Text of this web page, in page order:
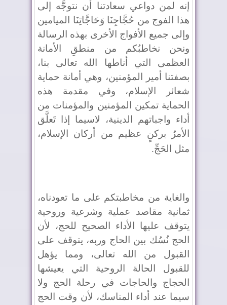
إنه لمن دواعي سعادتنا أن نتوجَّه إلى
هذا الفوج من حُجَّاجِنَا وَحَاجَّاتِنَا الميامين
وإلى جميع الأفواج الأخرى بهذه الرسالة
ونحن نخاطبُكم من منطقِ الأمانة
العظمى التي أناطها الله تعالى بنا،
بصفتنا أمير المؤمنين، وهي أمانة حماية
شعائر الإسلام، وفي مقدمة هذه
الحماية تمكين المؤمنين والمؤمنات من
أداء واجباتهم الدينية، لاسيما إذا تَعلَّق
الأمرُ بركنٍ عظيم من أركان الإسلام،
مثل الحَجِّ.
والغاية من مخاطبتكم على ما تعودناه،
ثمانية مقاصد عملية وشرعية وروحية
يتوقف عليها الأداء الصحيح للحج، لأن
الحج نُسُك بين الحاج وربه، يتوقف على
القبول من الله تعالى، ومما يؤهل
للقبول الحالة الروحية التي يعيشها
الحجاج والحاجات في رحلة الحج ولا
سيما عند أداء المناسك، لأن وقت الحج